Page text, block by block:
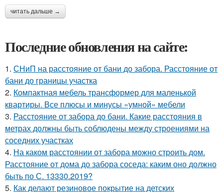
читать дальше →
Последние обновления на сайте:
1. СНиП на расстояние от бани до забора. Расстояние от
бани до границы участка
2. Компактная мебель трансформер для маленькой
квартиры. Все плюсы и минусы «умной» мебели
3. Расстояние от забора до бани. Какие расстояния в
метрах должны быть соблюдены между строениями на
соседних участках
4. На каком расстоянии от забора можно строить дом.
Расстояние от дома до забора соседа: каким оно должно
быть по С. 13330.2019?
5. Как делают резиновое покрытие на детских